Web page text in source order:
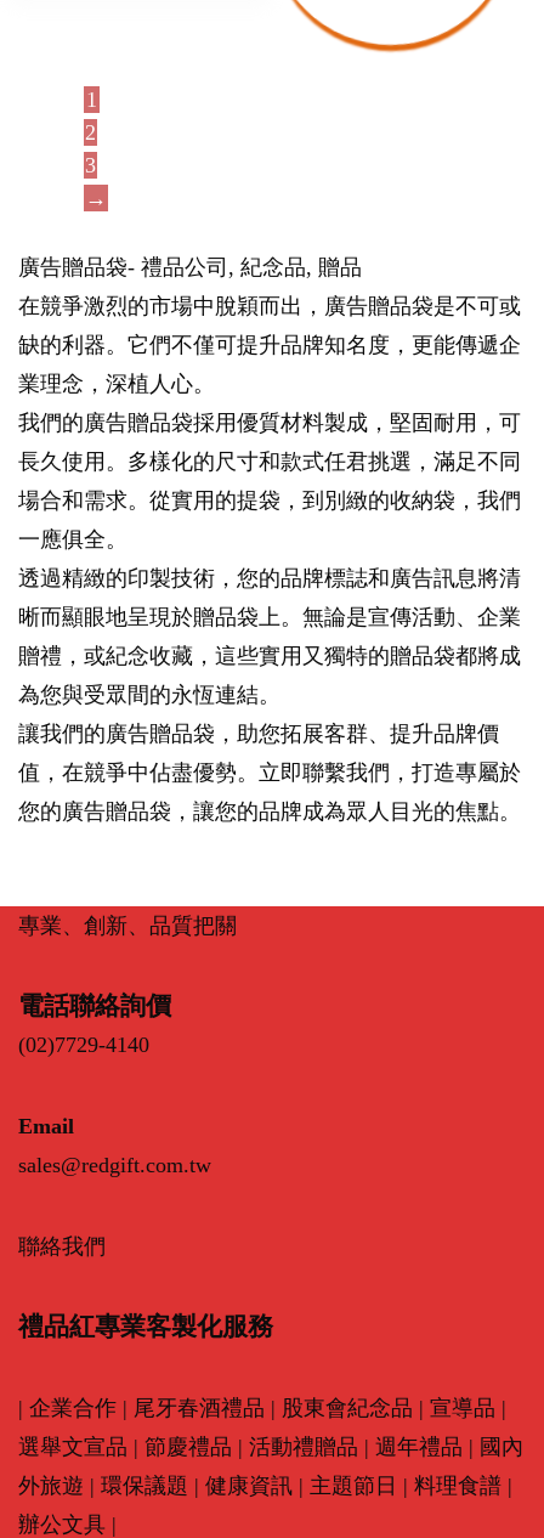
1
2
3
→
廣告贈品袋- 禮品公司, 紀念品, 贈品
在競爭激烈的市場中脫穎而出，廣告贈品袋是不可或
缺的利器。它們不僅可提升品牌知名度，更能傳遞企
業理念，深植人心。
我們的廣告贈品袋採用優質材料製成，堅固耐用，可
長久使用。多樣化的尺寸和款式任君挑選，滿足不同
場合和需求。從實用的提袋，到別緻的收納袋，我們
一應俱全。
透過精緻的印製技術，您的品牌標誌和廣告訊息將清
晰而顯眼地呈現於贈品袋上。無論是宣傳活動、企業
贈禮，或紀念收藏，這些實用又獨特的贈品袋都將成
為您與受眾間的永恆連結。
讓我們的廣告贈品袋，助您拓展客群、提升品牌價
值，在競爭中佔盡優勢。立即聯繫我們，打造專屬於
您的廣告贈品袋，讓您的品牌成為眾人目光的焦點。
專業、創新、品質把關
電話聯絡詢價
(02)7729-4140
Email
sales@redgift.com.tw
聯絡我們
禮品紅專業客製化服務
| 企業合作 | 尾牙春酒禮品 | 股東會紀念品 | 宣導品 |
選舉文宣品 | 節慶禮品 | 活動禮贈品 | 週年禮品 | 國內
外旅遊 | 環保議題 | 健康資訊 | 主題節日 | 料理食譜 |
辦公文具 |